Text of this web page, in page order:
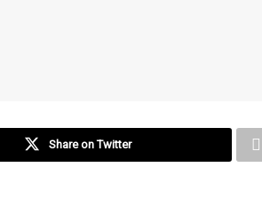
Share on Twitter